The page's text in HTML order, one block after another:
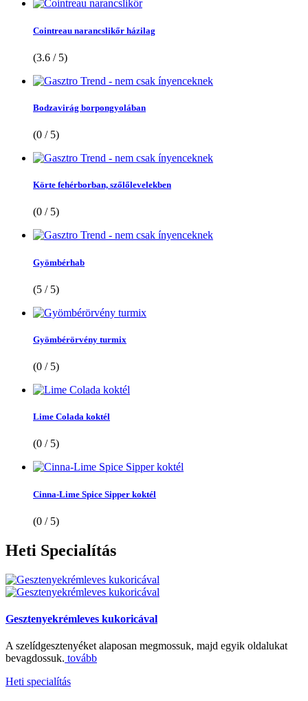
Cointreau narancslikőr házilag
(3.6 / 5)
Bodzavirág borpongyolában
(0 / 5)
Körte fehérborban, szőlőlevelekben
(0 / 5)
Gyömbérhab
(5 / 5)
Gyömbérörvény turmix
(0 / 5)
Lime Colada koktél
(0 / 5)
Cinna-Lime Spice Sipper koktél
(0 / 5)
Heti Specialítás
Gesztenyekrémleves kukoricával
A szelídgesztenyéket alaposan megmossuk, majd egyik oldalukat
bevagdossuk. tovább
Heti specialítás